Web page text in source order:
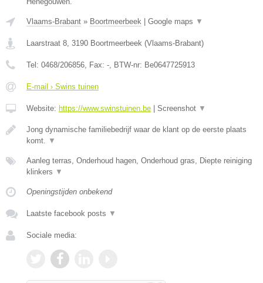
Vlaams-Brabant » Boortmeerbeek Google maps ▼
Laarstraat 8, 3190 Boortmeerbeek (Vlaams-Brabant)
Tel: 0468/206856, Fax: -, BTW-nr: Be0647725913
E-mail › Swins tuinen
Website: https://www.swinstuinen.be Screenshot ▼
Jong dynamische familiebedrijf waar de klant op de eerste plaats
komt. ▼
Aanleg terras, Onderhoud hagen, Onderhoud gras, Diepte reiniging
klinkers ▼
Openingstijden onbekend
Laatste facebook posts ▼
Sociale media: